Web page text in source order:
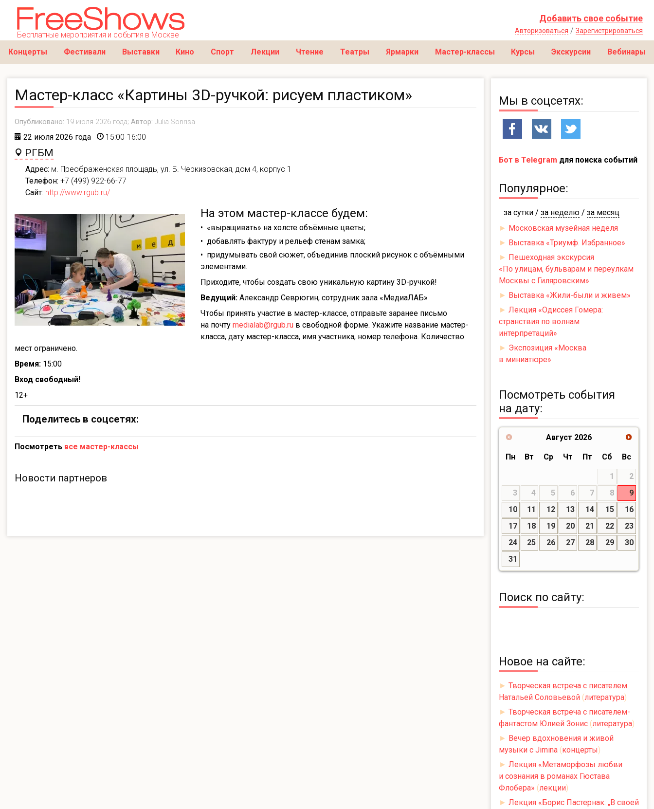
Бесплатные мероприятия и события в Москве
Добавить свое событие
Авторизоваться / Зарегистрироваться
Концерты Фестивали Выставки Кино Спорт Лекции Чтение Театры Ярмарки Мастер-классы Курсы Экскурсии Вебинары
Мастер-класс «Картины 3D-ручкой: рисуем пластиком»
Опубликовано: 19 июля 2026 года; Автор: Julia Sonrisa
22 июля 2026 года 15:00-16:00
РГБМ
Адрес: м. Преображенская площадь, ул. Б. Черкизовская, дом 4, корпус 1
Телефон: +7 (499) 922-66-77
Сайт: http://www.rgub.ru/
На этом мастер-классе будем:
«выращивать» на холсте объёмные цветы;
добавлять фактуру и рельеф стенам замка;
придумывать свой сюжет, объединив плоский рисунок с объёмными
элементами.
Приходите, чтобы создать свою уникальную картину 3D-ручкой!
Ведущий: Александр Севрюгин, сотрудник зала «МедиаЛАБ»
Чтобы принять участие в мастер-классе, отправьте заранее письмо
на почту medialab@rgub.ru в свободной форме. Укажите название мастер-
класса, дату мастер-класса, имя участника, номер телефона. Количество
мест ограничено.
Время: 15:00
Вход свободный!
12+
Поделитесь в соцсетях:
Посмотреть все мастер-классы
Новости партнеров
Мы в соцсетях:
Бот в Telegram для поиска событий
Популярное:
за сутки / за неделю / за месяц
► Московская музейная неделя
► Выставка «Триумф. Избранное»
► Пешеходная экскурсия
«По улицам, бульварам и переулкам
Москвы с Гиляровским»
► Выставка «Жили-были и живем»
► Лекция «Одиссея Гомера:
странствия по волнам
интерпретаций»
► Экспозиция «Москва
в миниатюре»
Посмотреть события
на дату:
Август 2026
Пн Вт Ср Чт Пт Сб Вс
1
2
3
4 5 6 7 8
9
10
11 12 13 14 15
16
17
18 19 20 21 22
23
24
25 26 27 28 29
30
31
Поиск по сайту:
Новое на сайте:
► Творческая встреча с писателем
Натальей Соловьевой (литература)
► Творческая встреча с писателем-
фантастом Юлией Зонис (литература)
► Вечер вдохновения и живой
музыки с Jimina (концерты)
► Лекция «Метаморфозы любви
и сознания в романах Гюстава
Флобера» (лекции)
► Лекция «Борис Пастернак: „В своей